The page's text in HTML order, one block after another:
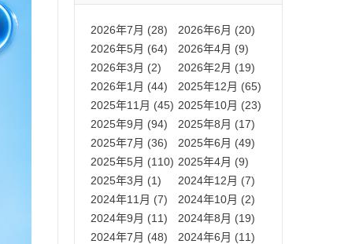
2026年7月 (28)
2026年6月 (20)
2026年5月 (64)
2026年4月 (9)
2026年3月 (2)
2026年2月 (19)
2026年1月 (44)
2025年12月 (65)
2025年11月 (45) 2025年10月 (23)
2025年9月 (94)
2025年8月 (17)
2025年7月 (36)
2025年6月 (49)
2025年5月 (110) 2025年4月 (9)
2025年3月 (1)
2024年12月 (7)
2024年11月 (7)
2024年10月 (2)
2024年9月 (11)
2024年8月 (19)
2024年7月 (48)
2024年6月 (11)